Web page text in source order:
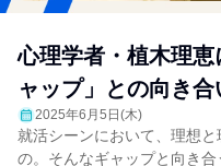
心理学者・植木理
ャップ」との向き合
2025年6月5日(木)
就活シーンにおいて、理想
の。そんなギャップと向き